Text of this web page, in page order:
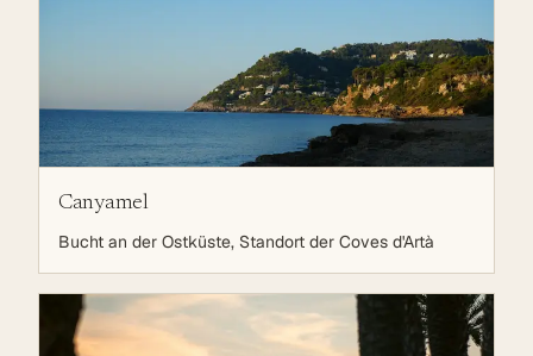
Canyamel
Bucht an der Ostküste, Standort der Coves d'Artà